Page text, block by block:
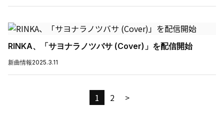
RINKA、「サヨナラノツバサ (Cover)」を配信開始
新曲情報2025.3.11
1 2 >